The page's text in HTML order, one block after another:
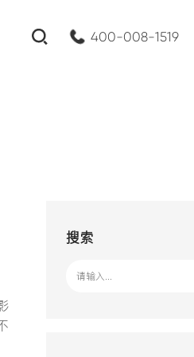
400-008-1519
搜索
您的需求: